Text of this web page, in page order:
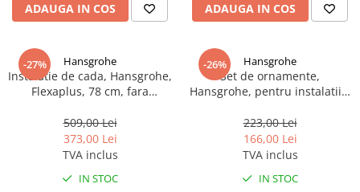
ADAUGA IN COS ADAUGA IN COS
-27% Hansgrohe
Instalatie de cada, Hansgrohe,
Flexaplus, 78 cm, fara
509,00 Lei
373,00 Lei
TVA inclus
IN STOC
-26% Hansgrohe
Set de ornamente,
Hansgrohe, pentru instalatiile
223,00 Lei
166,00 Lei
TVA inclus
IN STOC